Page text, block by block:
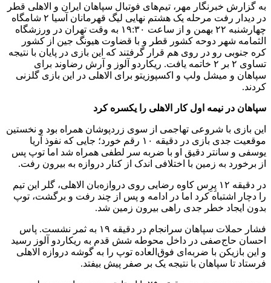
به گزارش خبرنگار مهر، تیم‌های فوتبال سپاهان ایران و الاهلی قطر
در دیدار رفت مرحله یک هشتم نهایی لیگ قهرمانان آسیا ۲ شامگاه
چهارشنبه ۲۲ بهمن و از ساعت ۱۹:۳۰ به وقت تهران در ورزشگاه
الثمامه شهر دوحه کشور قطر و با قضاوت هیونگ جین از کشور
کره جنوبی رو در روی هم قرار گرفتند که این بازی در پایان با نتیجه
تساوی ۲ بر ۲ خاتمه یافت. ریکاردو آلوز و آرش رضاوند برای
سپاهان و میشل ولپ و اکسپوزیتو برای الاهلی در این بازی گلزنی
کردند.
سپاهان در نیمه اول کار الاهلی را یکسره کرد
این بازی با شروعی تهاجمی از سوی زردپوشان همراه بود و نخستین
موقعیت جدی بازی در دقیقه ۱۰ رقم خورد؛ جایی که نفوذ آریا
یوسفی و سانتر دقیق او با ضربه سر لطفی همراه شد اما توپ پس
از برخورد به زمین با اختلافی اندک از کنار دروازه به بیرون رفت.
در دقیقه ۱۲ پِرِس کاوه رضایی روی دروازه‌بان الاهلی، گلر این تیم
را دچار اشتباه کرد اما در ادامه و پس از چند رفت و برگشت، توپ
بدون ایجاد خطر جدی راهی بیرون زمین شد.
فشار حملات سپاهان سرانجام در دقیقه ۱۹ به ثمر نشست. پاس
احسان حاج‌صفی در داخل محوطه شش قدم به ریکاردو آلوز رسید
و این بازیکن با ضربه‌ای فوق‌العاده توپ را به گوشه دروازه الاهلی
فرستاد تا سپاهان با نتیجه یک بر صفر پیش بیفتد.